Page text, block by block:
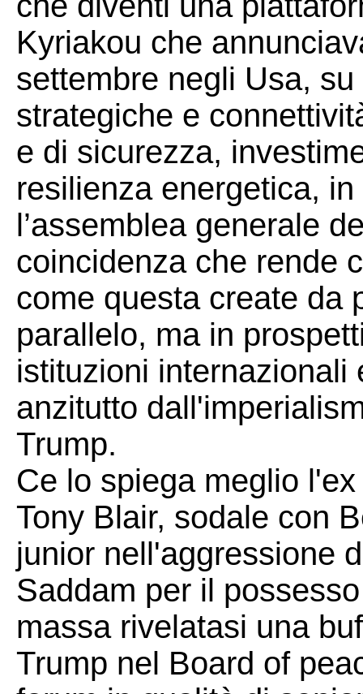
Kyriakou che
settembre negli Usa,
strategiche e
e di sicurezza,
resilienza energetica,
l’assemblea generale
coincidenza che rende
come questa create da
parallelo, ma in
istituzioni internazionali
anzitutto
Trump.
Ce lo spiega meglio
Tony Blair, sodale con
junior nell'aggressione
Saddam per il
massa rivelatasi una
Trump nel Board of